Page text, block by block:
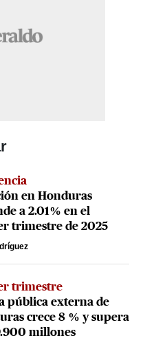
en Honduras
a 2.01% en el
trimestre de 2025
trimestre
pública externa de
crece 8 % y supera
millones